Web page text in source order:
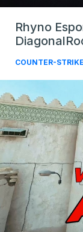
Rhyno
COUNTER-STRIKE